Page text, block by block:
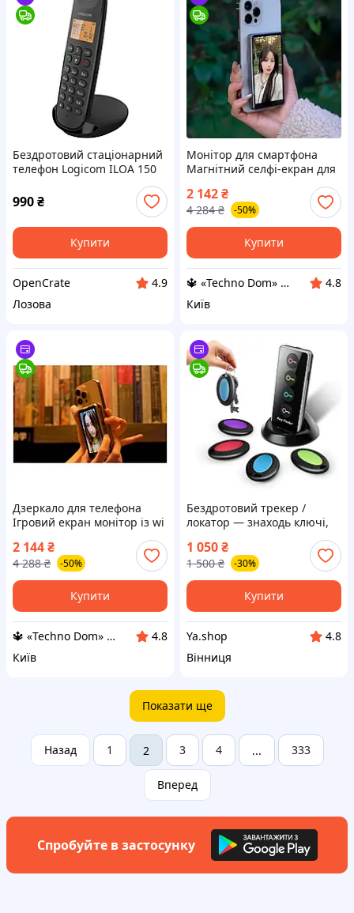
Бездротовий стаціонарний
телефон Logicom ILOA 150
без автовідповідача - Solo -
аналогові телефони та
телефони DECT - чорний
990₴
Купити
OpenCrate
4.9
Лозова
Монітор для смартфона
Магнітний селфі-екран для
iPhone Екрани на телефони
Селфі дзеркало для
знімання
2 142₴
4 284 ₴ -50%
Купити
🔱 «Techno Dom» Компетентність! Якість товару! Швидка відправка! ✅
4.8
Київ
Дзеркало для телефона
Ігровий екран монітор із wi
fi для смартфона Екрани на
телефони
2 144₴
4 288 ₴ -50%
Купити
🔱 «Techno Dom» Компетентність! Якість товару! Швидка відправка! ✅
4.8
Київ
Бездротовий трекер /
локатор — знаходь ключі,
телефони, речі з відстані
1 050₴
1 500 ₴ -30%
Купити
Ya.shop
4.8
Вінниця
Показати ще
Назад 1 2 3 4 ... 333
Вперед
Спробуйте в застосунку